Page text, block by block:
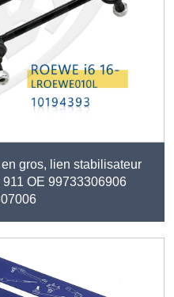
gros, lien stabilisateur
OE 99733306906